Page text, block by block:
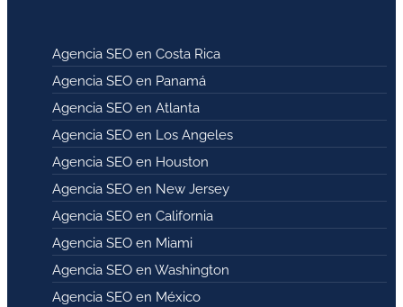
Agencia SEO en Costa Rica
Agencia SEO en Panamá
Agencia SEO en Atlanta
Agencia SEO en Los Angeles
Agencia SEO en Houston
Agencia SEO en New Jersey
Agencia SEO en California
Agencia SEO en Miami
Agencia SEO en Washington
Agencia SEO en México